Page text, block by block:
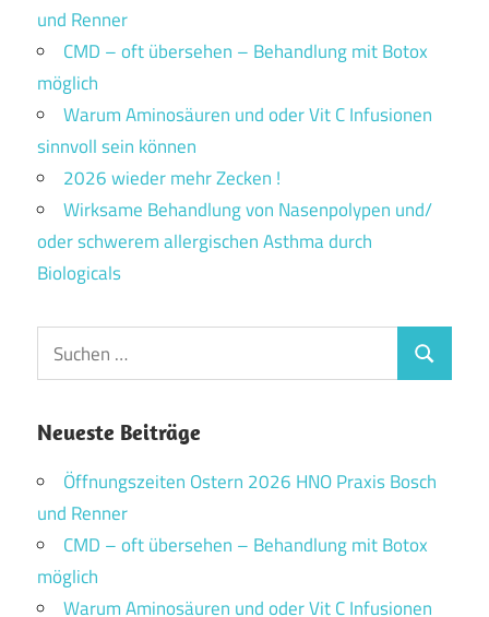
und Renner
CMD – oft übersehen – Behandlung mit Botox
möglich
Warum Aminosäuren und oder Vit C Infusionen
sinnvoll sein können
2026 wieder mehr Zecken !
Wirksame Behandlung von Nasenpolypen und/
oder schwerem allergischen Asthma durch
Biologicals
Suchen
nach:
Suchen
Neueste Beiträge
Öffnungszeiten Ostern 2026 HNO Praxis Bosch
und Renner
CMD – oft übersehen – Behandlung mit Botox
möglich
Warum Aminosäuren und oder Vit C Infusionen